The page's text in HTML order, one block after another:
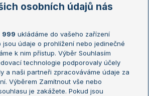
Australian Open
French Open
Wimbledon
US Open
Turnaj mistrů
osobních údajů nás
999 ukládáme do vašeho zařízení
jsou údaje o prohlížení nebo jedinečné
k nim přístup. Výběr Souhlasím
technologie podporovaly účely
a naši partneři zpracováváme údaje za
Výběrem Zamítnout vše nebo
je zakážete. Pokud jsou